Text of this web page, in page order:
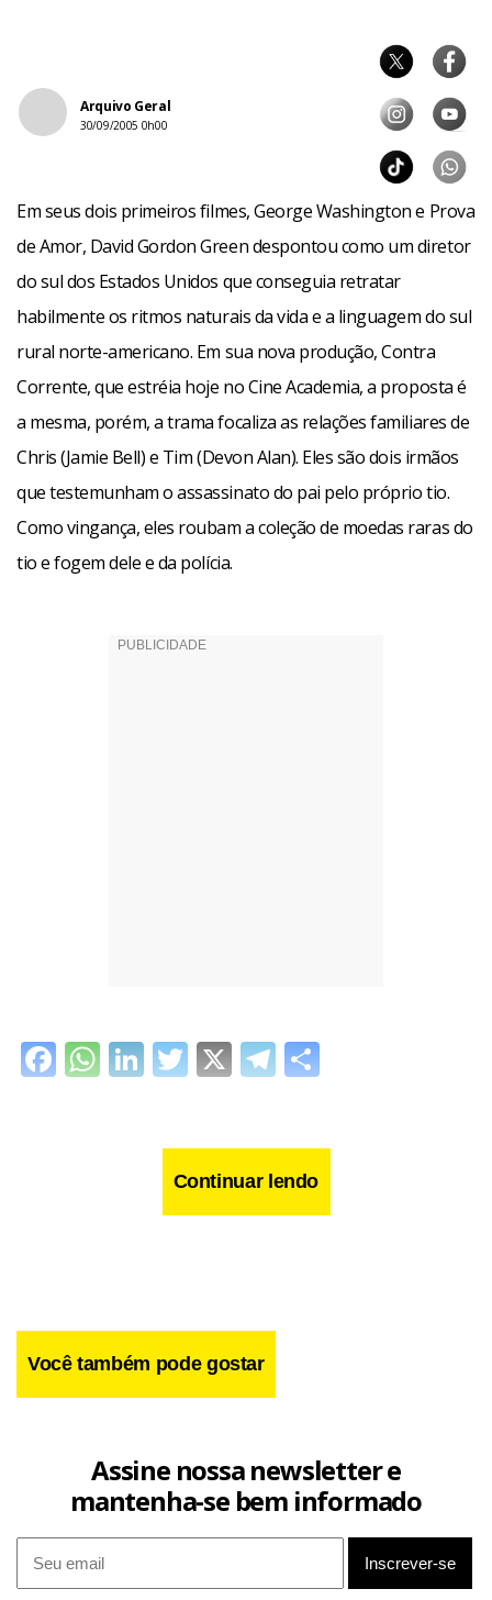
Arquivo Geral
30/09/2005 0h00
Em seus dois primeiros filmes, George Washington e Prova
de Amor, David Gordon Green despontou como um diretor
do sul dos Estados Unidos que conseguia retratar
habilmente os ritmos naturais da vida e a linguagem do sul
rural norte-americano. Em sua nova produção, Contra
Corrente, que estréia hoje no Cine Academia, a proposta é
a mesma, porém, a trama focaliza as relações familiares de
Chris (Jamie Bell) e Tim (Devon Alan). Eles são dois irmãos
que testemunham o assassinato do pai pelo próprio tio.
Como vingança, eles roubam a coleção de moedas raras do
tio e fogem dele e da polícia.
Facebook
WhatsApp
LinkedIn
Twitter
X Telegram
Continuar lendo
Você também pode gostar
Assine nossa newsletter e
mantenha-se bem informado